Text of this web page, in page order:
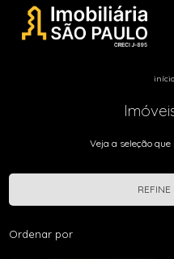
início
Veja a seleção
REFINE
Ordenar por